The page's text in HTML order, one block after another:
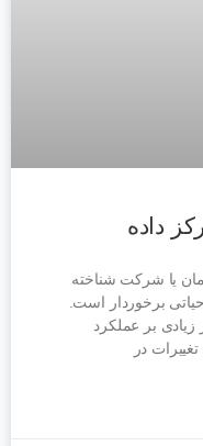
داده
یا شرکت شناخته
برخوردار است.
بر عملکرد
در